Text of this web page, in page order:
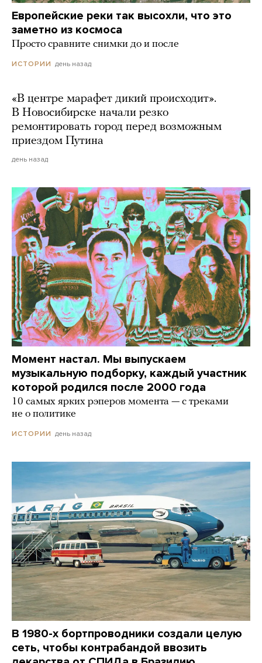
Европейские реки так высохли, что это
заметно из космоса
Просто сравните снимки до и после
ИСТОРИИ день назад
«В центре марафет дикий происходит».
В Новосибирске начали резко
ремонтировать город перед возможным
приездом Путина
день назад
Момент настал. Мы выпускаем
музыкальную подборку, каждый участник
которой родился после 2000 года
10 самых ярких рэперов момента — с треками
не о политике
ИСТОРИИ день назад
В 1980-х бортпроводники создали целую
сеть, чтобы контрабандой ввозить